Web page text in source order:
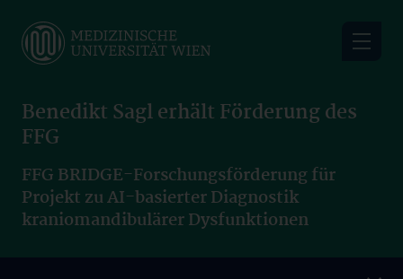
main
Benedikt Sagl erhält Förderung des
FFG
FFG BRIDGE-Forschungsförderung für
Projekt zu AI-basierter Diagnostik
kraniomandibulärer Dysfunktionen